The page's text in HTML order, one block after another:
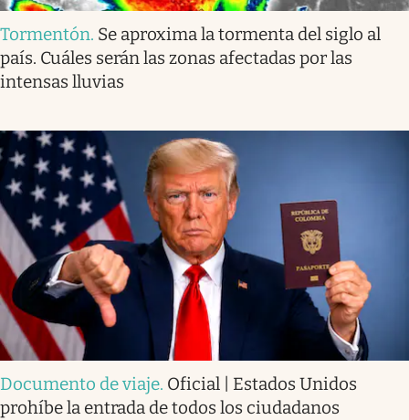
Tormentón. Se aproxima la tormenta del siglo al
país. Cuáles serán las zonas afectadas por las
intensas lluvias
Documento de viaje. Oficial | Estados Unidos
prohíbe la entrada de todos los ciudadanos